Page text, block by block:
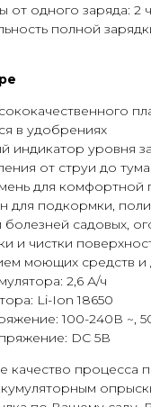
от одного заряда: 2
полной
в удобрениях
индикатор уровня
от струи до
для комфортной
для подкормки,
болезней садовых,
и чистки
моющих средств и
2,6 А/ч
Li-Ion 18650
100-240В ~,
DC 5В
процесса